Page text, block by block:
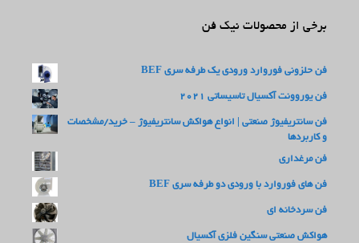
برخی از محصولات نیک فن
فن حلزونی فوروارد ورودی یک طرفه سری BEF
فن یوروونت آکسیال تاسیساتی 2021
فن سانتریفیوژ صنعتی | انواع هواکش سانتریفیوژ – خرید/مشخصات
و کاربردها
فن مرغداری
فن های فوروارد با ورودی دو طرفه سری BEF
فن سردخانه ای
هواکش صنعتی سنگین فلزی آکسیال